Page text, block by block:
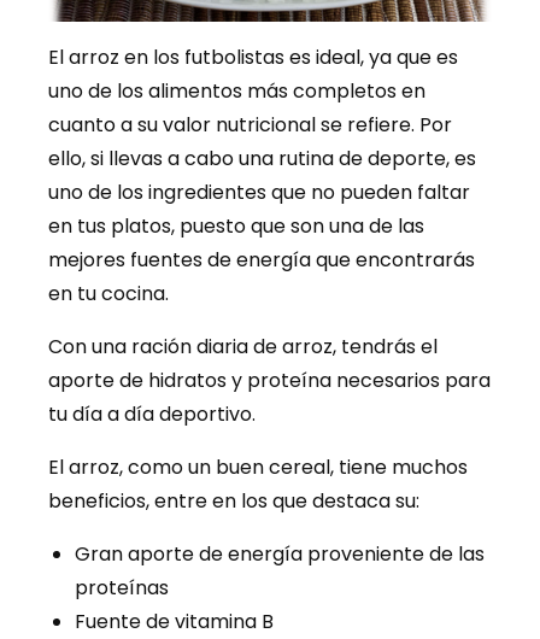
El arroz en los futbolistas es ideal, ya que es
uno de los alimentos más completos en
cuanto a su valor nutricional se refiere. Por
ello, si llevas a cabo una rutina de deporte, es
uno de los ingredientes que no pueden faltar
en tus platos, puesto que son una de las
mejores fuentes de energía que encontrarás
en tu cocina.
Con una ración diaria de arroz, tendrás el
aporte de hidratos y proteína necesarios para
tu día a día deportivo.
El arroz, como un buen cereal, tiene muchos
beneficios, entre en los que destaca su:
Gran aporte de energía proveniente de las
proteínas
Fuente de vitamina B